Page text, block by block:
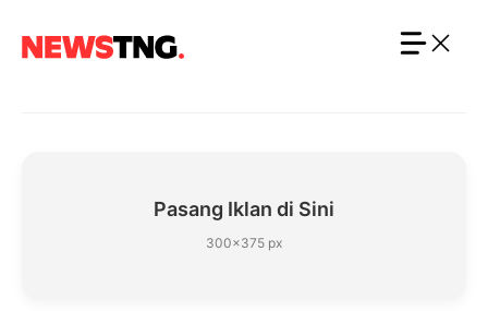
Pasang Iklan di Sini
300×375 px